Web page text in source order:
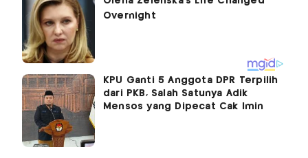
KPU Ganti 5 Anggota DPR Terpilih
dari PKB, Salah Satunya Adik
Mensos yang Dipecat Cak Imin